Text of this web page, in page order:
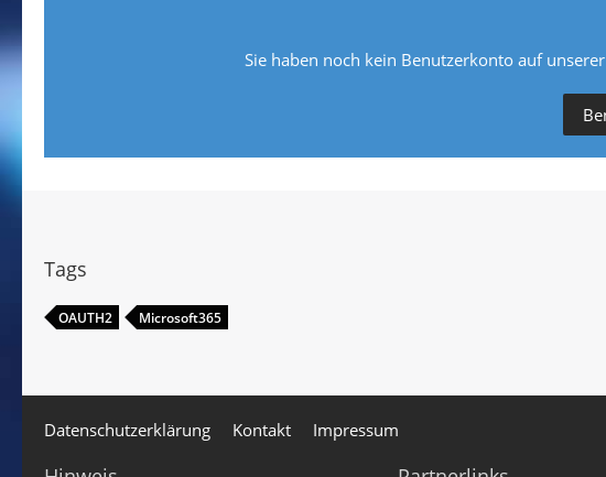
Sie haben noch kein Benutzerkonto auf unserer
Tags
OAUTH2 Microsoft365
Datenschutzerklärung Kontakt Impressum